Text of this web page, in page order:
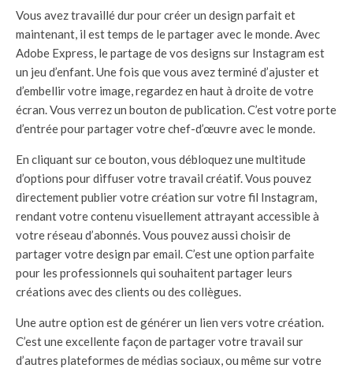
Vous avez travaillé dur pour créer un design parfait et
maintenant, il est temps de le partager avec le monde. Avec
Adobe Express, le partage de vos designs sur Instagram est
un jeu d’enfant. Une fois que vous avez terminé d’ajuster et
d’embellir votre image, regardez en haut à droite de votre
écran. Vous verrez un bouton de publication. C’est votre porte
d’entrée pour partager votre chef-d’œuvre avec le monde.
En cliquant sur ce bouton, vous débloquez une multitude
d’options pour diffuser votre travail créatif. Vous pouvez
directement publier votre création sur votre fil Instagram,
rendant votre contenu visuellement attrayant accessible à
votre réseau d’abonnés. Vous pouvez aussi choisir de
partager votre design par email. C’est une option parfaite
pour les professionnels qui souhaitent partager leurs
créations avec des clients ou des collègues.
Une autre option est de générer un lien vers votre création.
C’est une excellente façon de partager votre travail sur
d’autres plateformes de médias sociaux, ou même sur votre